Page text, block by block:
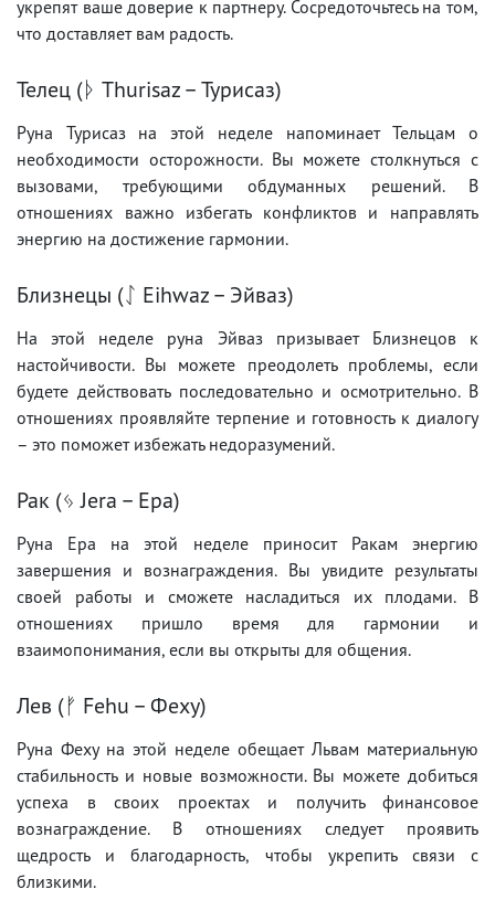
укрепят ваше доверие к партнеру. Сосредоточьтесь на том,
что доставляет вам радость.
Телец (ᚦ Thurisaz – Турисаз)
Руна Турисаз на этой неделе напоминает Тельцам о
необходимости осторожности. Вы можете столкнуться с
вызовами, требующими обдуманных решений. В
отношениях важно избегать конфликтов и направлять
энергию на достижение гармонии.
Близнецы (ᛇ Eihwaz – Эйваз)
На этой неделе руна Эйваз призывает Близнецов к
настойчивости. Вы можете преодолеть проблемы, если
будете действовать последовательно и осмотрительно. В
отношениях проявляйте терпение и готовность к диалогу
– это поможет избежать недоразумений.
Рак (ᛃ Jera – Ера)
Руна Ера на этой неделе приносит Ракам энергию
завершения и вознаграждения. Вы увидите результаты
своей работы и сможете насладиться их плодами. В
отношениях пришло время для гармонии и
взаимопонимания, если вы открыты для общения.
Лев (ᚠ Fehu – Феху)
Руна Феху на этой неделе обещает Львам материальную
стабильность и новые возможности. Вы можете добиться
успеха в своих проектах и получить финансовое
вознаграждение. В отношениях следует проявить
щедрость и благодарность, чтобы укрепить связи с
близкими.